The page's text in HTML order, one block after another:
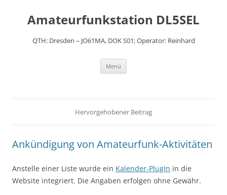
Amateurfunkstation DL5SEL
QTH: Dresden – JO61MA, DOK S01; Operator: Reinhard
Menü
Hervorgehobener Beitrag
Ankündigung von Amateurfunk-Aktivitäten
Anstelle einer Liste wurde ein Kalender-PlugIn in die
Website integriert. Die Angaben erfolgen ohne Gewähr.